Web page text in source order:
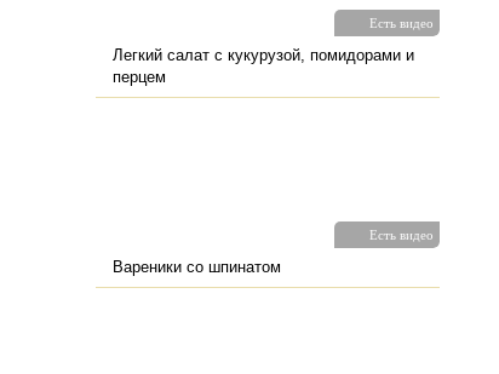
Есть видео
Легкий салат с кукурузой, помидорами и
перцем
Есть видео
Вареники со шпинатом